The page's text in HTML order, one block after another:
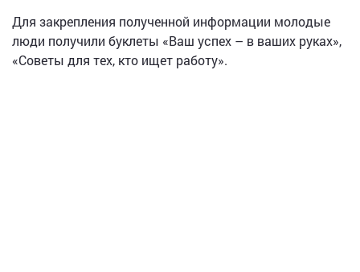
Для закрепления полученной информации молодые
люди получили буклеты «Ваш успех – в ваших руках»,
«Советы для тех, кто ищет работу».